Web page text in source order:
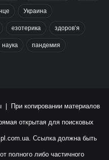
Украина
езотерика здоров’я
наука пандемия
При копировании материалов
открытая для поисковых
pl.com.ua. Ссылка должна быть
полного либо частичного